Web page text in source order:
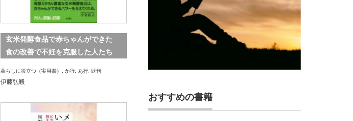
玄米発酵食品で赤ちゃんができた
食の改善で不妊を克服した人たち
暮らしに役立つ（実用書） , か行, あ行, 既刊
伊藤弘毅
おすすめの書籍